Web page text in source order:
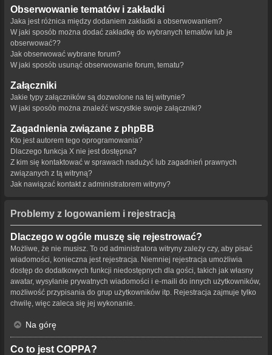
Obserwowanie tematów i zakładki
Jaka jest różnica między dodaniem zakładki a obserwowaniem?
W jaki sposób można dodać zakładkę do wybranych tematów lub je
obserwować??
Jak obserwować wybrane forum?
W jaki sposób usunąć obserwowanie forum, tematu?
Załączniki
Jakie typy załączników są dozwolone na tej witrynie?
W jaki sposób można znaleźć wszystkie swoje załączniki?
Zagadnienia związane z phpBB
Kto jest autorem tego oprogramowania?
Dlaczego funkcja X nie jest dostępna?
Z kim się kontaktować w sprawach nadużyć lub zagadnień prawnych
związanych z tą witryną?
Jak nawiązać kontakt z administratorem witryny?
Problemy z logowaniem i rejestracją
Dlaczego w ogóle muszę się rejestrować?
Możliwe, że nie musisz. To od administratora witryny zależy czy, aby pisać
wiadomości, konieczna jest rejestracja. Niemniej rejestracja umożliwia
dostęp do dodatkowych funkcji niedostępnych dla gości, takich jak własny
awatar, wysyłanie prywatnych wiadomości i e-maili do innych użytkowników,
możliwość przypisania do grup użytkowników itp. Rejestracja zajmuje tylko
chwilę, więc zaleca się jej wykonanie.
Na górę
Co to jest COPPA?